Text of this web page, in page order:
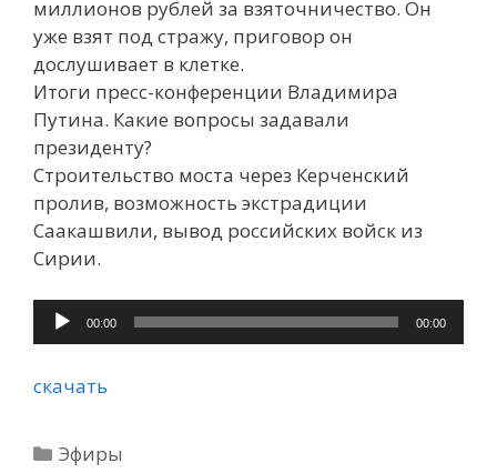
миллионов рублей за взяточничество. Он
уже взят под стражу, приговор он
дослушивает в клетке.
Итоги пресс-конференции Владимира
Путина. Какие вопросы задавали
президенту?
Строительство моста через Керченский
пролив, возможность экстрадиции
Саакашвили, вывод российских войск из
Сирии.
Аудиоплеер
00:00 00:00
скачать
Рубрики
Эфиры